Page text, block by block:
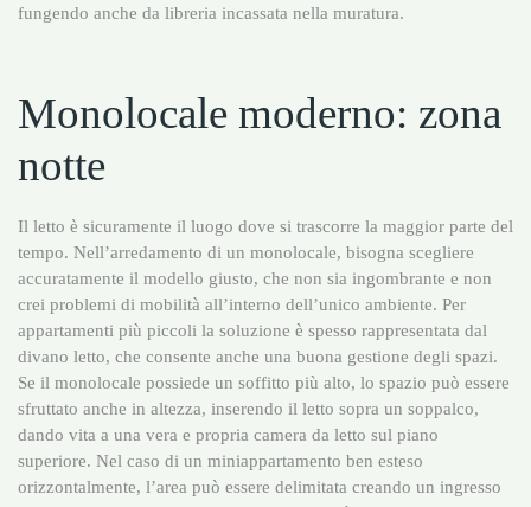
fungendo anche da libreria incassata nella muratura.
Monolocale moderno: zona
notte
Il letto è sicuramente il luogo dove si trascorre la maggior parte del
tempo. Nell’arredamento di un monolocale, bisogna scegliere
accuratamente il modello giusto, che non sia ingombrante e non
crei problemi di mobilità all’interno dell’unico ambiente. Per
appartamenti più piccoli la soluzione è spesso rappresentata dal
divano letto, che consente anche una buona gestione degli spazi.
Se il monolocale possiede un soffitto più alto, lo spazio può essere
sfruttato anche in altezza, inserendo il letto sopra un soppalco,
dando vita a una vera e propria camera da letto sul piano
superiore. Nel caso di un miniappartamento ben esteso
orizzontalmente, l’area può essere delimitata creando un ingresso